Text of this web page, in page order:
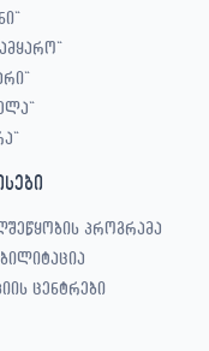
პროგრამა
ცენტრები